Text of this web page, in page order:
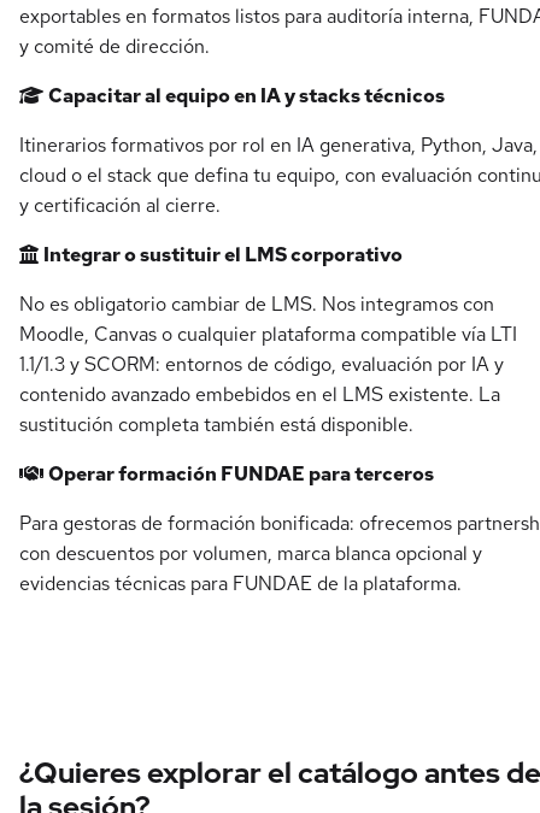
exportables en formatos listos para auditoría interna,
y comité de dirección.
Capacitar al equipo en IA y stacks técnicos
Itinerarios formativos por rol en IA generativa, Python, Java,
cloud o el stack que defina tu equipo, con evaluación
y certificación al cierre.
Integrar o sustituir el LMS corporativo
No es obligatorio cambiar de LMS. Nos integramos con
Moodle, Canvas o cualquier plataforma compatible vía LTI
1.1/1.3 y SCORM: entornos de código, evaluación por IA y
contenido avanzado embebidos en el LMS existente. La
sustitución completa también está disponible.
Operar formación FUNDAE para terceros
Para gestoras de formación bonificada: ofrecemos
con descuentos por volumen, marca blanca opcional y
evidencias técnicas para FUNDAE de la plataforma.
¿Quieres explorar el catálogo antes de